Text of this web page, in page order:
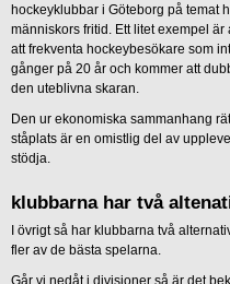
hockeyklubbar i Göteborg på temat
människors fritid. Ett litet exempel
att frekventa hockeybesökare som
gånger på 20 år och kommer att
den uteblivna skaran.
Den ur ekonomiska sammanhang
ståplats är en omistlig del av
stödja.
klubbarna har två
I övrigt så har klubbarna två
fler av de bästa spelarna.
Går vi nedåt i divisioner så är det